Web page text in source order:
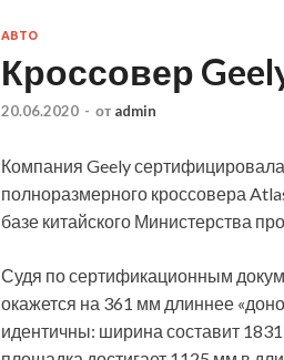
АВТО
Кроссовер
20.06.2020 - от admin
Компания Geely
полноразмерного кроссовера
базе китайского Министерства
Судя по сертификационным
окажется на 361 мм длиннее
идентичны: ширина составит